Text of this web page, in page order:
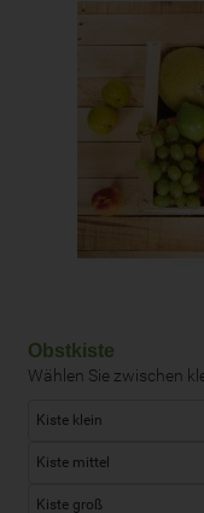
Obstkiste
Wählen Sie zwischen
Kiste klein
Kiste mittel
Kiste groß